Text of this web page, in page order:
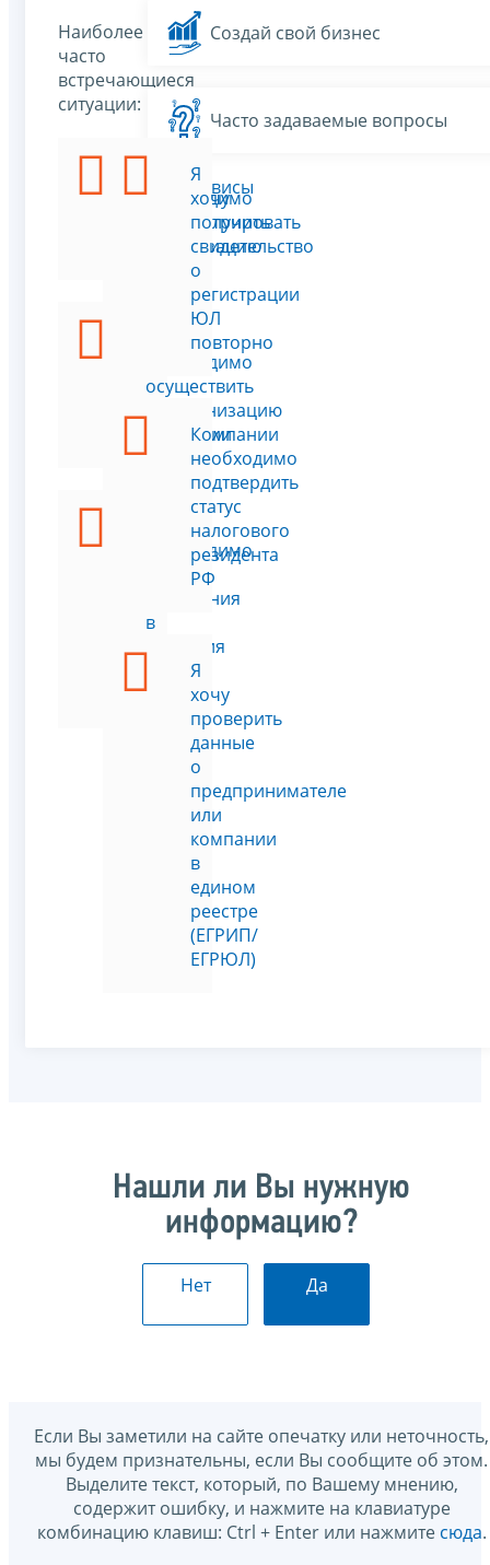
Наиболее
часто
встречающиеся
ситуации:
необходимо
зарегистрировать
организацию
необходимо
осуществить
реорганизацию
компании
необходимо
внести
изменения
в
сведения
ЮЛ
Я
хочу
получить
свидетельство
о
регистрации
ЮЛ
повторно
Компании
необходимо
подтвердить
статус
налогового
резидента
РФ
Я
хочу
проверить
данные
о
предпринимателе
или
компании
в
едином
реестре
(ЕГРИП/
ЕГРЮЛ)
Создай свой бизнес
Часто задаваемые вопросы
Все сервисы
Нашли ли Вы нужную
информацию?
Нет Да
Если Вы заметили на сайте опечатку или неточность,
мы будем признательны, если Вы сообщите об этом.
Выделите текст, который, по Вашему мнению,
содержит ошибку, и нажмите на клавиатуре
комбинацию клавиш: Ctrl + Enter или нажмите сюда.